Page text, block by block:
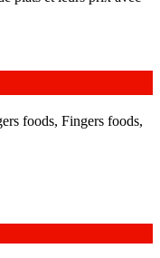
foods, Fingers foods,